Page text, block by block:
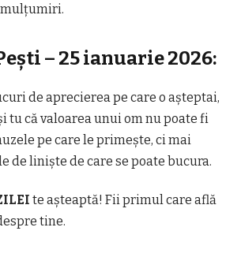
– 25 ianuarie 2026:
de aprecierea pe care o așteptai,
tu că valoarea unui om nu poate fi
pe care le primește, ci mai
de liniște de care se poate bucura.
te așteaptă! Fii primul care află
tine.